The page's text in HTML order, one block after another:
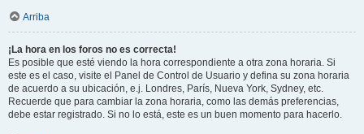
Arriba
¡La hora en los foros no es correcta!
Es posible que esté viendo la hora correspondiente a otra zona horaria. Si
este es el caso, visite el Panel de Control de Usuario y defina su zona horaria
de acuerdo a su ubicación, e.j. Londres, París, Nueva York, Sydney, etc.
Recuerde que para cambiar la zona horaria, como las demás preferencias,
debe estar registrado. Si no lo está, este es un buen momento para hacerlo.